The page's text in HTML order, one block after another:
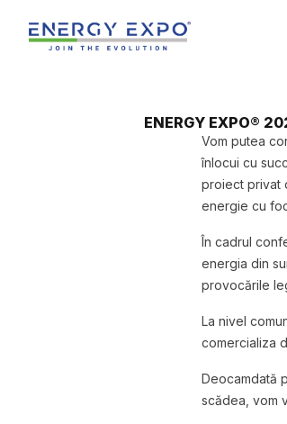
content
ENERGY EXPO®
Vom putea
înlocui cu
proiect privat
energie cu
În cadrul
energia din
provocările
La nivel
comercializa
Deocamdată
scădea, vom